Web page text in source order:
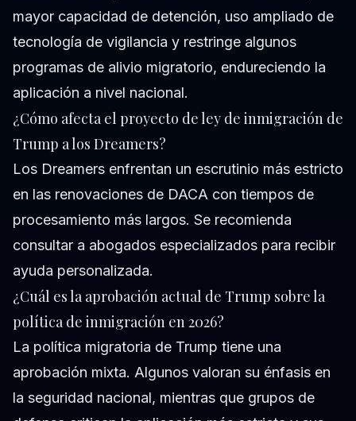
mayor capacidad de detención, uso ampliado de
tecnología de vigilancia y restringe algunos
programas de alivio migratorio, endureciendo la
aplicación a nivel nacional.
¿Cómo afecta el proyecto de ley de inmigración de
Trump a los Dreamers?
Los Dreamers enfrentan un escrutinio más estricto
en las renovaciones de DACA con tiempos de
procesamiento más largos. Se recomienda
consultar a abogados especializados para recibir
ayuda personalizada.
¿Cuál es la aprobación actual de Trump sobre la
política de inmigración en 2026?
La política migratoria de Trump tiene una
aprobación mixta. Algunos valoran su énfasis en
la seguridad nacional, mientras que grupos de